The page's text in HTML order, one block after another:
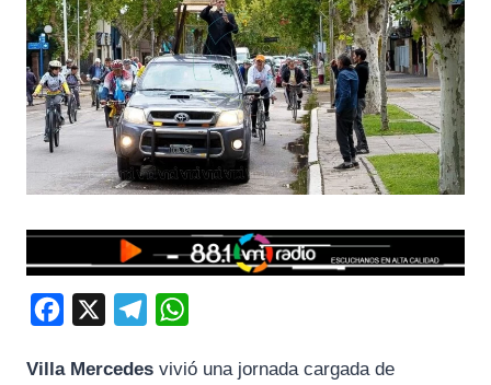
c
l
a
Villa Mercedes vivió una jornada cargada de